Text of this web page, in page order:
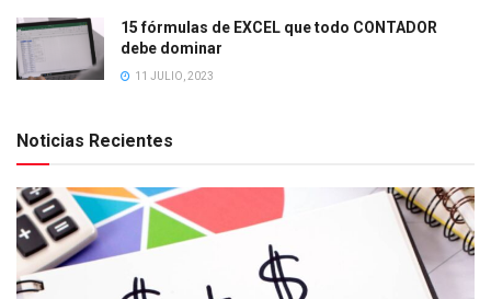
15 fórmulas de EXCEL que todo CONTADOR
debe dominar
11 JULIO, 2023
Noticias Recientes